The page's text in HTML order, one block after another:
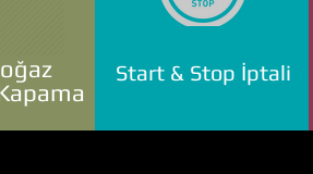
Start & Stop İptali